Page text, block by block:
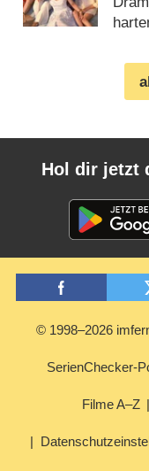
Hol dir jetzt
© 1998–2026
SerienChecker-
Filme A–Z